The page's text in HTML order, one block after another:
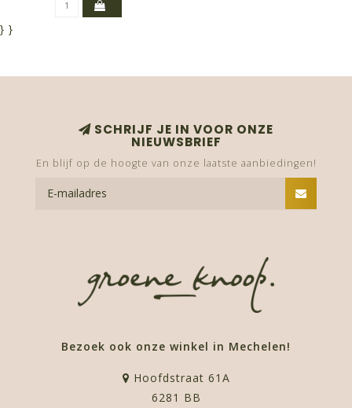
} }
SCHRIJF JE IN VOOR ONZE
NIEUWSBRIEF
En blijf op de hoogte van onze laatste aanbiedingen!
Bezoek ook onze winkel in Mechelen!
Hoofdstraat 61A
6281 BB